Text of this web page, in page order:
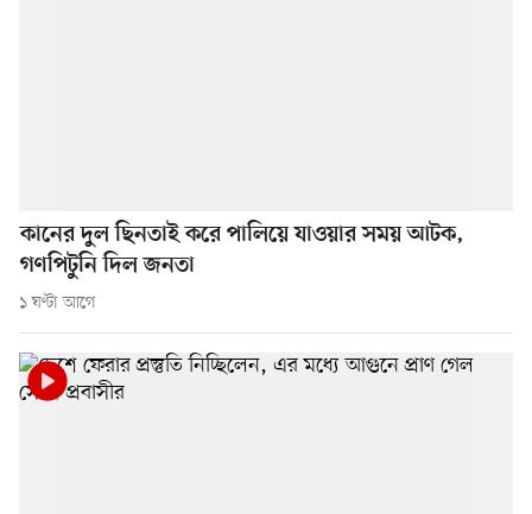
কানের দুল ছিনতাই করে পালিয়ে যাওয়ার সময় আটক,
গণপিটুনি দিল জনতা
১ ঘণ্টা আগে